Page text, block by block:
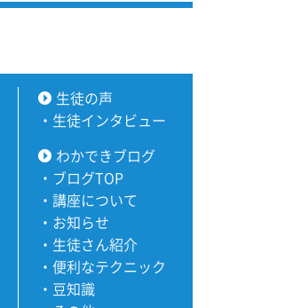
生徒の声
・ 生徒インタビュー
わかできブログ
・ ブログTOP
・ 講座について
・ お知らせ
・ 生徒さん紹介
・ 便利なテクニック
・ 豆知識